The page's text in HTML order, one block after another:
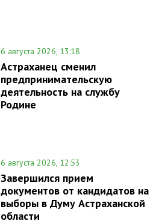
6 августа 2026, 13:18
Астраханец сменил
предпринимательскую
деятельность на службу
Родине
6 августа 2026, 12:53
Завершился прием
документов от кандидатов на
выборы в Думу Астраханской
области